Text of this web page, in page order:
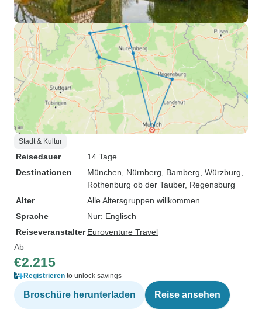
Stadt & Kultur
Reisedauer
14 Tage
Destinationen
München , Nürnberg , Bamberg , Würzburg
Rothenburg ob der Tauber, Regensburg
Alter
Alle Altersgruppen willkommen
Sprache
Nur: Englisch
Reiseveranstalter Euroventure Travel
Ab
€2.215
Registrieren to unlock savings
Broschüre herunterladen Reise ansehen